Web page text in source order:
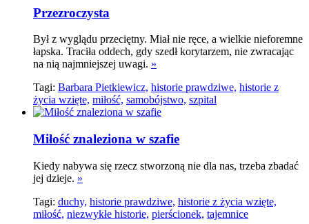
Przezroczysta
Był z wyglądu przeciętny. Miał nie ręce, a wielkie nieforemne
łapska. Traciła oddech, gdy szedł korytarzem, nie zwracając
na nią najmniejszej uwagi. »
Tagi: Barbara Pietkiewicz, historie prawdziwe, historie z
życia wzięte, miłość, samobójstwo, szpital
Miłość znaleziona w szafie
Kiedy nabywa się rzecz stworzoną nie dla nas, trzeba zbadać
jej dzieje. »
Tagi: duchy, historie prawdziwe, historie z życia wzięte,
miłość, niezwykłe historie, pierścionek, tajemnice